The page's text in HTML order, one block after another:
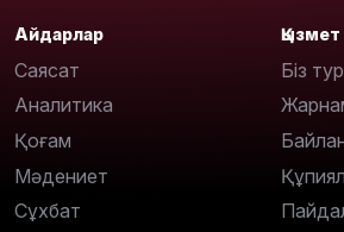
Айдарлар
Саясат
Аналитика
Қоғам
Мәдениет
Сұхбат
Қызмет
Біз